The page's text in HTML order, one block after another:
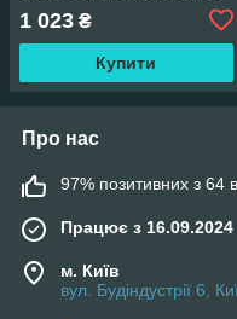
TGA, TGL I, TGM I, TGS I,
TGX AKUSAN
1 023 ₴
Купити
Про нас
97% позитивних з 64
Працює з 16.09.2024
м. Київ
вул. Будіндустрії 6,